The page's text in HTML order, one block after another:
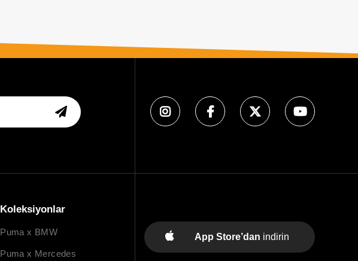
Koleksiyonlar
Puma x BMW
Puma x Mercedes
App Store’dan indirin